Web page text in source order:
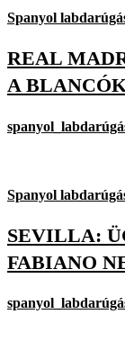
Spanyol
REAL
A
Spanyol
SEVILLA:
FABIANO